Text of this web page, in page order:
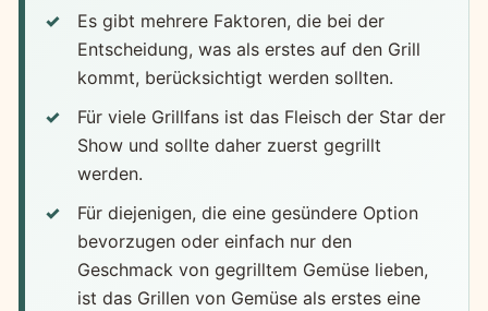
Es gibt mehrere Faktoren, die bei der
Entscheidung, was als erstes auf den Grill
kommt, berücksichtigt werden sollten.
Für viele Grillfans ist das Fleisch der Star der
Show und sollte daher zuerst gegrillt
werden.
Für diejenigen, die eine gesündere Option
bevorzugen oder einfach nur den
Geschmack von gegrilltem Gemüse lieben,
ist das Grillen von Gemüse als erstes eine